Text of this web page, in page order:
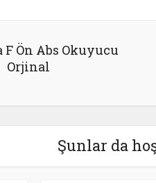
F Ön Abs Okuyucu
Orjinal
Şunlar da